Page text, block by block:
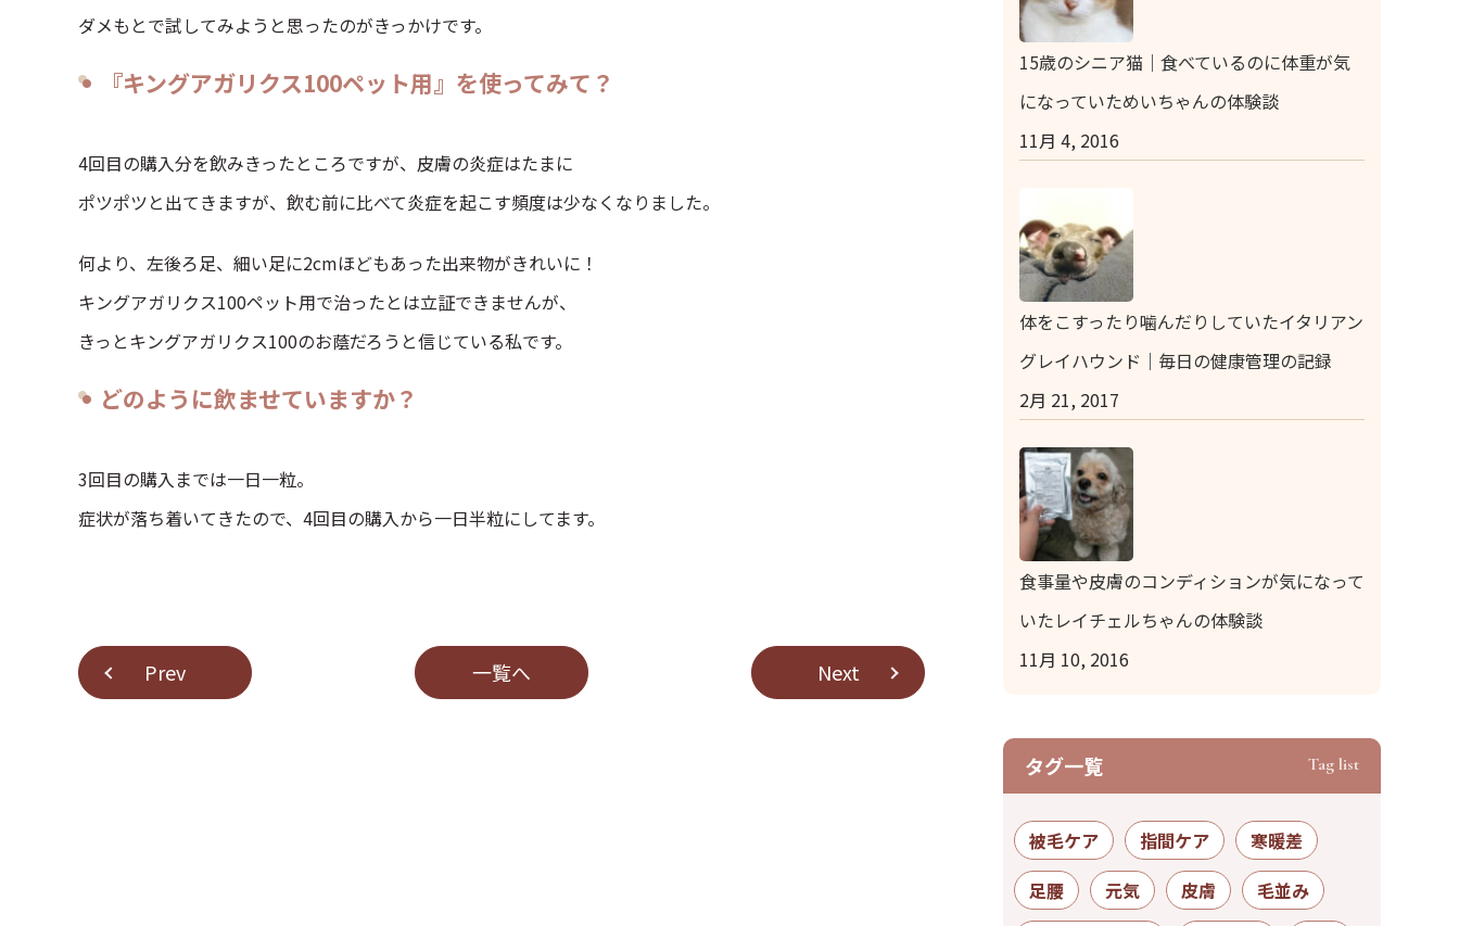
ダメもとで試してみようと思ったのがきっかけです。
『キングアガリクス100ペット用』を使ってみて？
4回目の購入分を飲みきったところですが、皮膚の炎症はたまに
ポツポツと出てきますが、飲む前に比べて炎症を起こす頻度は少なくなりました。
何より、左後ろ足、細い足に2cmほどもあった出来物がきれいに！
キングアガリクス100ペット用で治ったとは立証できませんが、
きっとキングアガリクス100のお蔭だろうと信じている私です。
どのように飲ませていますか？
3回目の購入までは一日一粒。
症状が落ち着いてきたので、4回目の購入から一日半粒にしてます。
Prev ⼀覧へ Next
15歳のシニア猫｜食べているのに体重が気
になっていためいちゃんの体験談
11月 4, 2016
体をこすったり噛んだりしていたイタリアン
グレイハウンド｜毎日の健康管理の記録
2月 21, 2017
食事量や皮膚のコンディションが気になって
いたレイチェルちゃんの体験談
11月 10, 2016
タグ⼀覧 Tag list
被毛ケア 指間ケア
寒暖差
足腰
元気 皮膚
毛並み